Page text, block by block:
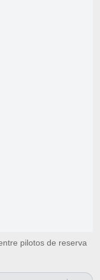
pilotos de reserva